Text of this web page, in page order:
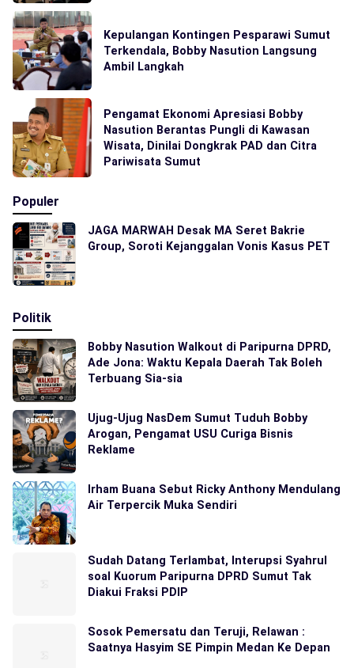
Kepulangan Kontingen Pesparawi Sumut
Terkendala, Bobby Nasution Langsung
Ambil Langkah
Pengamat Ekonomi Apresiasi Bobby
Nasution Berantas Pungli di Kawasan
Wisata, Dinilai Dongkrak PAD dan Citra
Pariwisata Sumut
Populer
JAGA MARWAH Desak MA Seret Bakrie
Group, Soroti Kejanggalan Vonis Kasus PET
Politik
Bobby Nasution Walkout di Paripurna DPRD,
Ade Jona: Waktu Kepala Daerah Tak Boleh
Terbuang Sia-sia
Ujug-Ujug NasDem Sumut Tuduh Bobby
Arogan, Pengamat USU Curiga Bisnis
Reklame
Irham Buana Sebut Ricky Anthony Mendulang
Air Terpercik Muka Sendiri
Sudah Datang Terlambat, Interupsi Syahrul
soal Kuorum Paripurna DPRD Sumut Tak
Diakui Fraksi PDIP
Sosok Pemersatu dan Teruji, Relawan :
Saatnya Hasyim SE Pimpin Medan Ke Depan